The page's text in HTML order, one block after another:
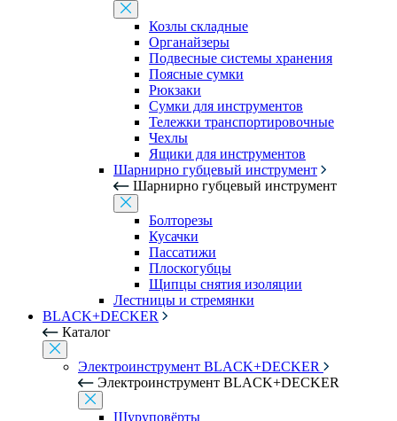
Козлы складные
Органайзеры
Подвесные системы хранения
Поясные сумки
Рюкзаки
Сумки для инструментов
Тележки транспортировочные
Чехлы
Ящики для инструментов
Шарнирно губцевый инструмент
Шарнирно губцевый инструмент
Болторезы
Кусачки
Пассатижи
Плоскогубцы
Щипцы снятия изоляции
Лестницы и стремянки
BLACK+DECKER
Каталог
Электроинструмент BLACK+DECKER
Электроинструмент BLACK+DECKER
Шуруповёрты